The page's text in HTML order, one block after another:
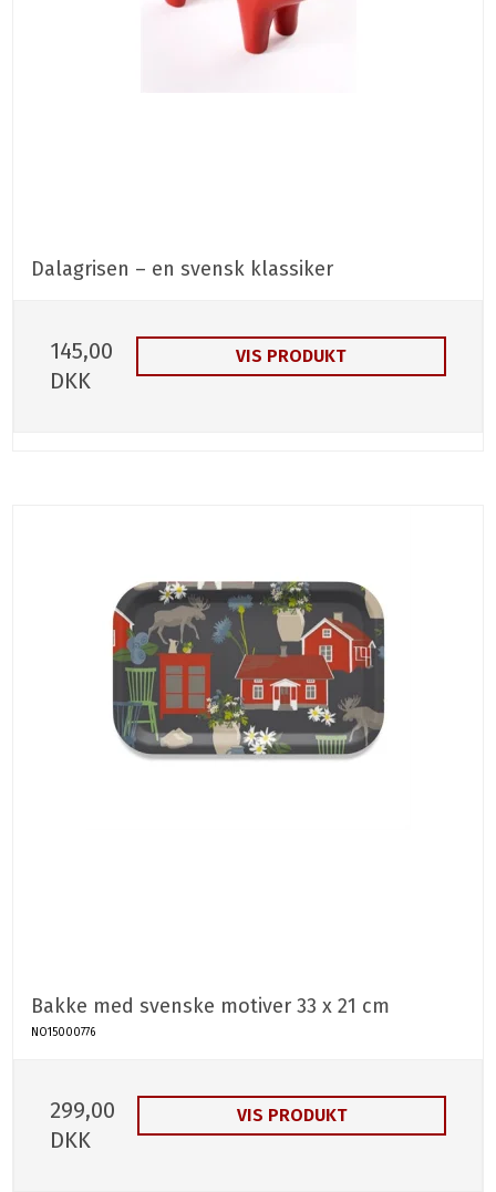
Dalagrisen – en svensk klassiker
145,00
DKK
VIS PRODUKT
Bakke med svenske motiver 33 x 21 cm
NO15000776
299,00
DKK
VIS PRODUKT